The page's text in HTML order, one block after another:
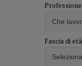
Professione
Fascia di età